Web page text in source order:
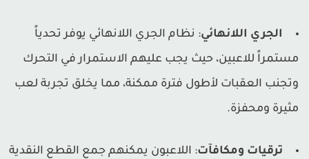
الجري اللانهائي: نظام الجري اللانهائي يوفر تحدياً
للاعبين، حيث يجب عليهم الاستمرار في التحرك
العقبات لأطول فترة ممكنة، مما يخلق تجربة لعب
ومحفزة.
ترقيات ومكافآت: اللاعبون يمكنهم جمع القطع النقدية